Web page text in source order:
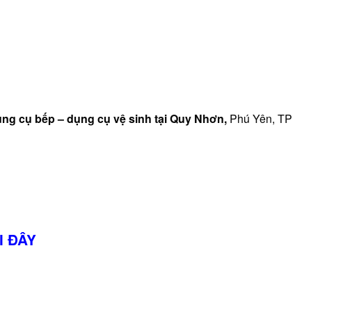
cụ bếp – dụng cụ vệ sinh tại Quy Nhơn, Phú Yên, TP
ĐÂY